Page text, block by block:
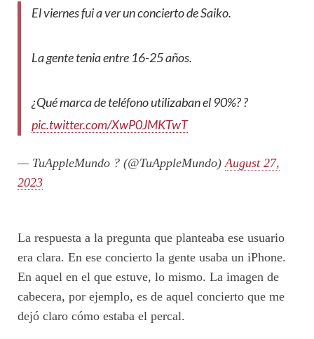
El viernes fui a ver un concierto de Saiko.
La gente tenia entre 16-25 años.
¿Qué marca de teléfono utilizaban el 90%? ?
pic.twitter.com/XwP0JMKTwT
— TuAppleMundo ? (@TuAppleMundo) August 27,
2023
La respuesta a la pregunta que planteaba ese usuario
era clara. En ese concierto la gente usaba un iPhone.
En aquel en el que estuve, lo mismo. La imagen de
cabecera, por ejemplo, es de aquel concierto que me
dejó claro cómo estaba el percal.